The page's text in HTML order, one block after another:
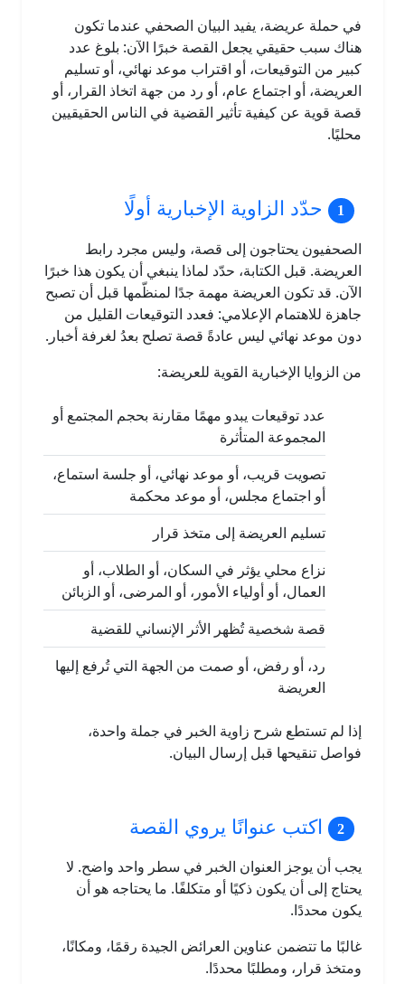
في حملة عريضة، يفيد البيان الصحفي عندما تكون
هناك سبب حقيقي يجعل القصة خبرًا الآن: بلوغ عدد
كبير من التوقيعات، أو اقتراب موعد نهائي، أو تسليم
العريضة، أو اجتماع عام، أو رد من جهة اتخاذ القرار، أو
قصة قوية عن كيفية تأثير القضية في الناس الحقيقيين
محليًا.
حدّد الزاوية الإخبارية أولًا
الصحفيون يحتاجون إلى قصة، وليس مجرد رابط
العريضة. قبل الكتابة، حدّد لماذا ينبغي أن يكون هذا خبرًا
الآن. قد تكون العريضة مهمة جدًا لمنظّمها قبل أن تصبح
جاهزة للاهتمام الإعلامي: فعدد التوقيعات القليل من
دون موعد نهائي ليس عادةً قصة تصلح بعدُ لغرفة أخبار.
من الزوايا الإخبارية القوية للعريضة:
عدد توقيعات يبدو مهمًا مقارنة بحجم المجتمع أو
المجموعة المتأثرة
تصويت قريب، أو موعد نهائي، أو جلسة استماع،
أو اجتماع مجلس، أو موعد محكمة
تسليم العريضة إلى متخذ قرار
نزاع محلي يؤثر في السكان، أو الطلاب، أو
العمال، أو أولياء الأمور، أو المرضى، أو الزبائن
قصة شخصية تُظهر الأثر الإنساني للقضية
رد، أو رفض، أو صمت من الجهة التي تُرفع إليها
العريضة
إذا لم تستطع شرح زاوية الخبر في جملة واحدة،
فواصل تنقيحها قبل إرسال البيان.
اكتب عنوانًا يروي القصة
يجب أن يوجز العنوان الخبر في سطر واحد واضح. لا
يحتاج إلى أن يكون ذكيًا أو متكلفًا. ما يحتاجه هو أن
يكون محددًا.
غالبًا ما تتضمن عناوين العرائض الجيدة رقمًا، ومكانًا،
ومتخذ قرار، ومطلبًا محددًا.